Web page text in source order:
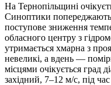
На Тернопільщині
Синоптики попереджають
поступове зниження
обласного центру з
утримається хмарна з
невеликі, а вдень —
місцями очікується град
західний, 7–12 м/с, під